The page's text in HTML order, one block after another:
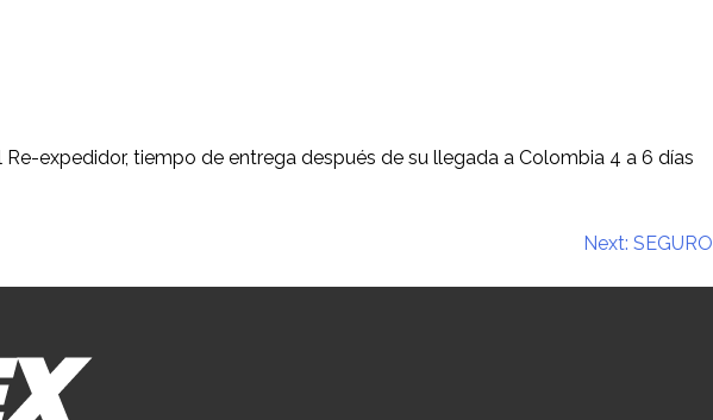
expedidor, tiempo de entrega después de su llegada a Colombia 4 a 6 días
Next: SEGURO